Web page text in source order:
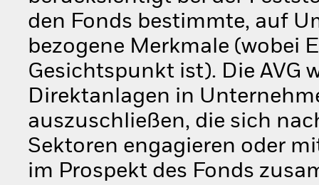
den Fonds bestimmte, auf
bezogene Merkmale (wobei
Gesichtspunkt ist). Die AVG
Direktanlagen in
auszuschließen, die sich
Sektoren engagieren oder
im Prospekt des Fonds